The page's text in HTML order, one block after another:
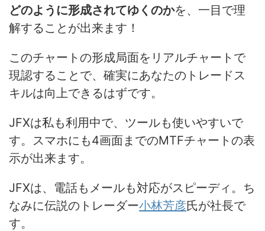
どのように形成されてゆくのかを、一目で理
解することが出来ます！
このチャートの形成局面をリアルチャートで
現認することで、確実にあなたのトレードス
キルは向上できるはずです。
JFXは私も利用中で、ツールも使いやすいで
す。スマホにも4画面までのMTFチャートの表
示が出来ます。
JFXは、電話もメールも対応がスピーディ。ち
なみに伝説のトレーダー小林芳彦氏が社長で
す。